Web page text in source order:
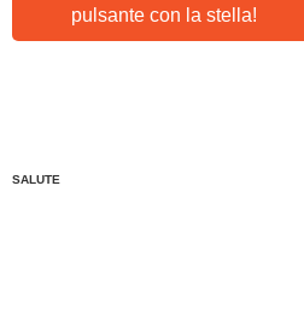
pulsante con la stella!
SALUTE